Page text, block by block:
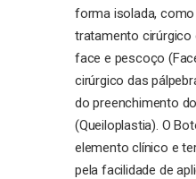
forma isolada,
tratamento cirúrgico
face e pescoço
cirúrgico das
do preenchimento
(Queiloplastia). O
elemento clínico e
pela facilidade de